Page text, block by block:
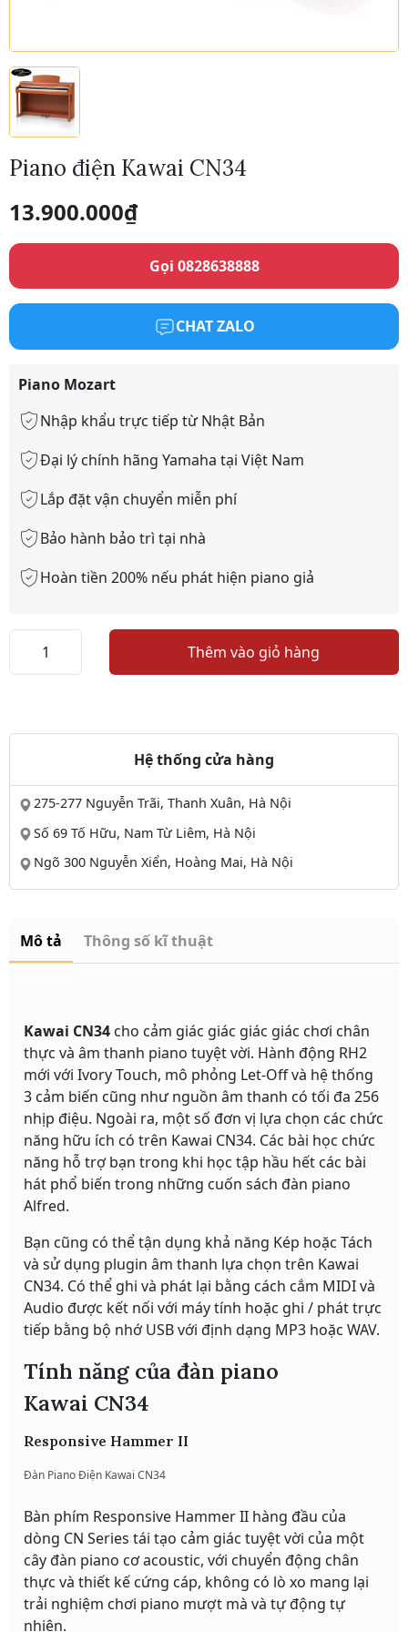
Piano điện Kawai CN34
13.900.000₫
Gọi 0828638888
CHAT ZALO
Piano Mozart
Nhập khẩu trực tiếp từ Nhật Bản
Đại lý chính hãng Yamaha tại Việt Nam
Lắp đặt vận chuyển miễn phí
Bảo hành bảo trì tại nhà
Hoàn tiền 200% nếu phát hiện piano giả
Thêm vào giỏ hàng
Hệ thống cửa hàng
275-277 Nguyễn Trãi, Thanh Xuân, Hà Nội
Số 69 Tố Hữu, Nam Từ Liêm, Hà Nội
Ngõ 300 Nguyễn Xiển, Hoàng Mai, Hà Nội
Mô tả Thông số kĩ thuật
Kawai CN34 cho cảm giác giác giác giác chơi chân
thực và âm thanh piano tuyệt vời. Hành động RH2
mới với Ivory Touch, mô phỏng Let-Off và hệ thống
3 cảm biến cũng như nguồn âm thanh có tối đa 256
nhịp điệu. Ngoài ra, một số đơn vị lựa chọn các chức
năng hữu ích có trên Kawai CN34. Các bài học chức
năng hỗ trợ bạn trong khi học tập hầu hết các bài
hát phổ biến trong những cuốn sách đàn piano
Alfred.
Bạn cũng có thể tận dụng khả năng Kép hoặc Tách
và sử dụng plugin âm thanh lựa chọn trên Kawai
CN34. Có thể ghi và phát lại bằng cách cắm MIDI và
Audio được kết nối với máy tính hoặc ghi / phát trực
tiếp bằng bộ nhớ USB với định dạng MP3 hoặc WAV.
Tính năng của đàn piano
Kawai CN34
Responsive Hammer II
Đàn Piano Điện Kawai CN34
Bàn phím Responsive Hammer II hàng đầu của
dòng CN Series tái tạo cảm giác tuyệt vời của một
cây đàn piano cơ acoustic, với chuyển động chân
thực và thiết kế cứng cáp, không có lò xo mang lại
trải nghiệm chơi piano mượt mà và tự động tự
nhiên.